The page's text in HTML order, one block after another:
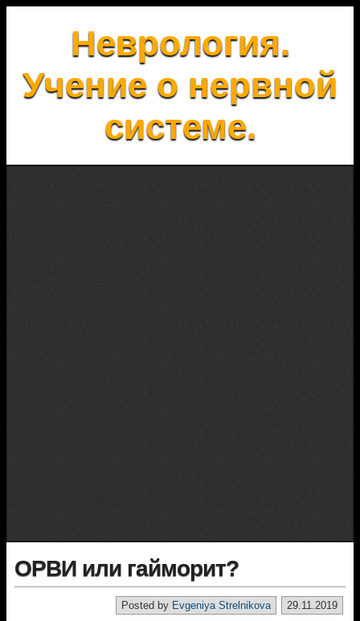
Неврология.
Учение о нервной
системе.
ОРВИ или гайморит?
29.11.2019
Posted by Evgeniya Strelnikova